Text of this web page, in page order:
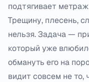
подтягивает
Трещину, плесень,
нельзя. Задача —
который уже
обмануть его на
видит совсем не то,